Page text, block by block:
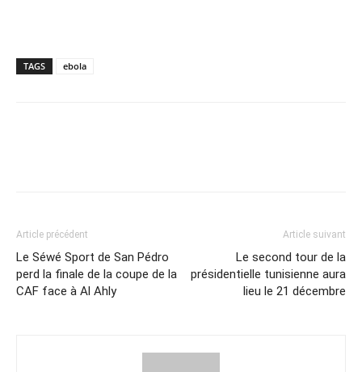
TAGS ebola
Article précédent
Le Séwé Sport de San Pédro
perd la finale de la coupe de la
CAF face à Al Ahly
Article suivant
Le second tour de la
présidentielle tunisienne aura
lieu le 21 décembre